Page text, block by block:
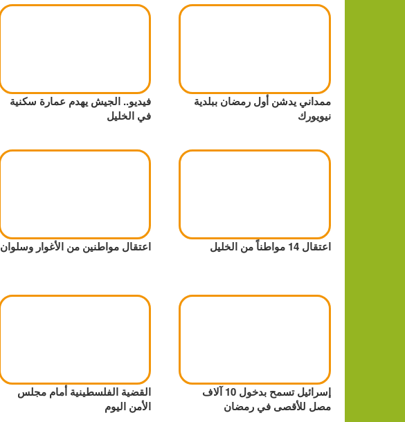
ممداني يدشن أول رمضان ببلدية
نيويورك
فيديو.. الجيش يهدم عمارة سكنية
في الخليل
اعتقال 14 مواطناً من الخليل اعتقال مواطنين من الأغوار وسلوان
إسرائيل تسمح بدخول 10 آلاف
مصل للأقصى في رمضان
القضية الفلسطينية أمام مجلس
الأمن اليوم